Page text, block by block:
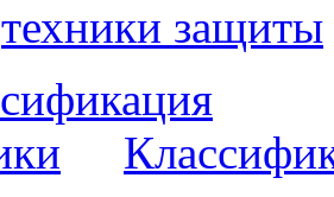
техники защиты